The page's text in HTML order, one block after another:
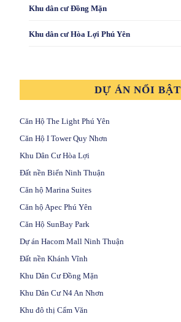
Khu dân cư Đồng Mặn
Khu dân cư Hòa Lợi Phú Yên
DỰ ÁN NỔI BẬT
Căn Hộ The Light Phú Yên
Căn Hộ I Tower Quy Nhơn
Khu Dân Cư Hòa Lợi
Đất nền Biển Ninh Thuận
Căn hộ Marina Suites
Căn hộ Apec Phú Yên
Căn Hộ SunBay Park
Dự án Hacom Mall Ninh Thuận
Đất nền Khánh Vĩnh
Khu Dân Cư Đồng Mặn
Khu Dân Cư N4 An Nhơn
Khu đô thị Cẩm Văn